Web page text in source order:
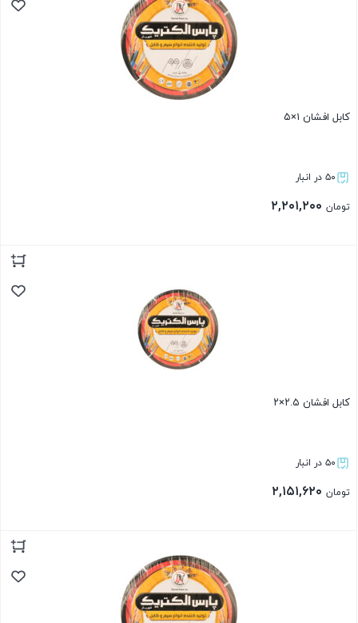
کابل افشان ۱×۵
۵۰ در انبار
تومان
کابل افشان ۲.۵×۲
۵۰ در انبار
تومان